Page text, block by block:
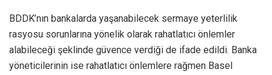
BDDK’nın bankalarda yaşanabilecek sermaye yeterlilik
rasyosu sorunlarına yönelik olarak rahatlatıcı önlemler
alabileceği şeklinde güvence verdiği de ifade edildi. Banka
yöneticilerinin ise rahatlatıcı önlemlere rağmen Basel